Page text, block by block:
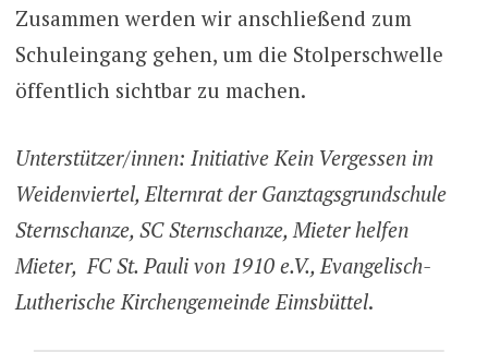
Zusammen werden wir anschließend zum
Schuleingang gehen, um die Stolperschwelle
öffentlich sichtbar zu machen.
Unterstützer/innen: Initiative Kein Vergessen im
Weidenviertel, Elternrat der Ganztagsgrundschule
Sternschanze, SC Sternschanze, Mieter helfen
Mieter, FC St. Pauli von 1910 e.V., Evangelisch-
Lutherische Kirchengemeinde Eimsbüttel.